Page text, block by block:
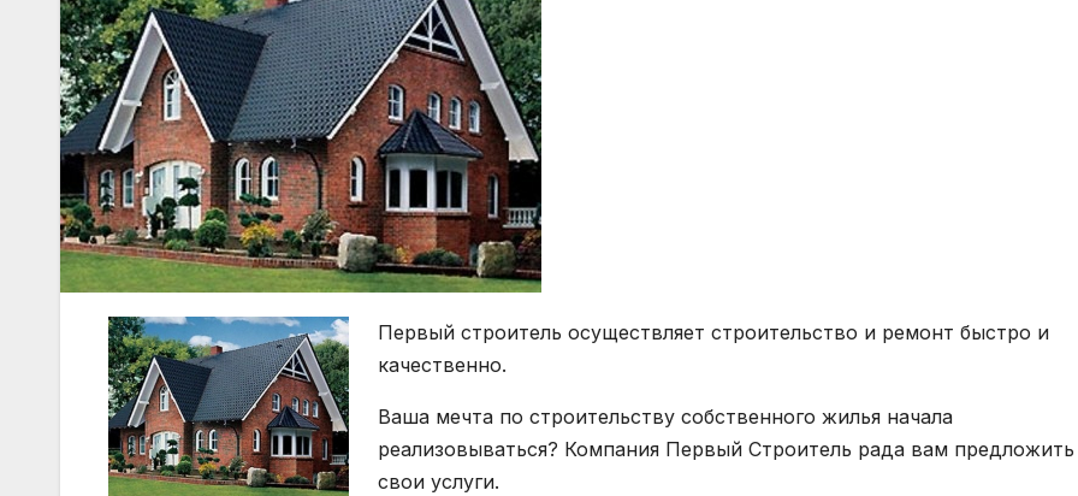
Первый строитель осуществляет строительство и ремонт быстро и
качественно.
Ваша мечта по строительству собственного жилья начала
реализовываться? Компания Первый Строитель рада вам предложить
свои услуги.